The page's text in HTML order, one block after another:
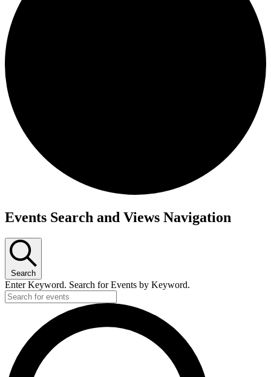
Events Search and Views Navigation
Search
Enter Keyword. Search for Events by Keyword.